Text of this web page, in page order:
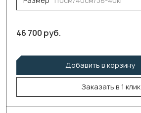
46 700 руб.
Добавить в корзину
Заказать в 1 клик